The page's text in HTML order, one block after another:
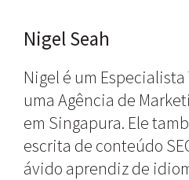
Nigel Seah
Nigel é um Especialista
uma Agência de
em Singapura. Ele
escrita de conteúdo
ávido aprendiz de